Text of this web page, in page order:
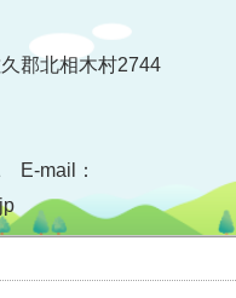
郡北相木村2744
E-mail：